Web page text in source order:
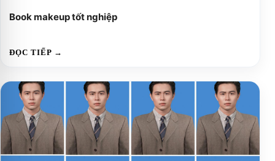
Book makeup tốt nghiệp
ĐỌC TIẾP →